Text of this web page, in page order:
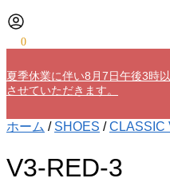
0
夏季休業に伴い8月7日午後3時
させていただきます。
ホーム / SHOES /CLASSIC
V3-RED-3